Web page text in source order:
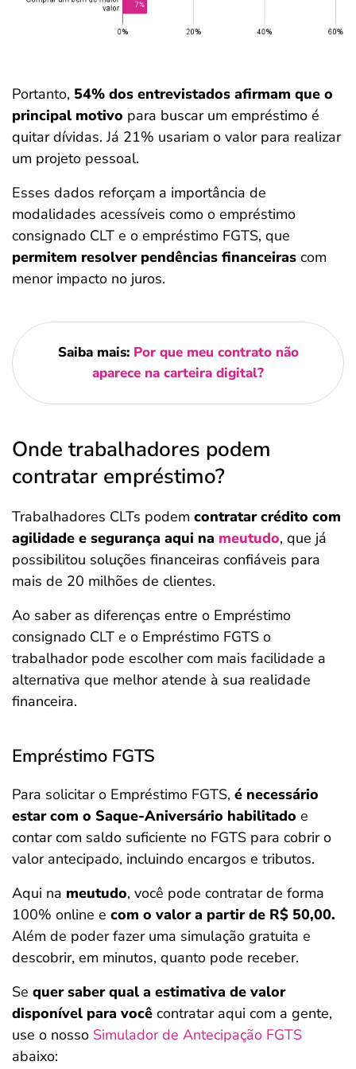
Portanto, 54% dos entrevistados afirmam que o
principal motivo para buscar um empréstimo é
quitar dívidas. Já 21% usariam o valor para realizar
um projeto pessoal.
Esses dados reforçam a importância de
modalidades acessíveis como o empréstimo
consignado CLT e o empréstimo FGTS, que
permitem resolver pendências financeiras com
menor impacto no juros.
Saiba mais: Por que meu contrato não
aparece na carteira digital?
Onde trabalhadores podem
contratar empréstimo?
Trabalhadores CLTs podem contratar crédito com
agilidade e segurança aqui na meutudo, que já
possibilitou soluções financeiras confiáveis para
mais de 20 milhões de clientes.
Ao saber as diferenças entre o Empréstimo
consignado CLT e o Empréstimo FGTS o
trabalhador pode escolher com mais facilidade a
alternativa que melhor atende à sua realidade
financeira.
Empréstimo FGTS
Para solicitar o Empréstimo FGTS, é necessário
estar com o Saque-Aniversário habilitado e
contar com saldo suficiente no FGTS para cobrir o
valor antecipado, incluindo encargos e tributos.
Aqui na meutudo, você pode contratar de forma
100% online e com o valor a partir de R$ 50,00.
Além de poder fazer uma simulação gratuita e
descobrir, em minutos, quanto pode receber.
Se quer saber qual a estimativa de valor
disponível para você contratar aqui com a gente,
use o nosso Simulador de Antecipação FGTS
abaixo: